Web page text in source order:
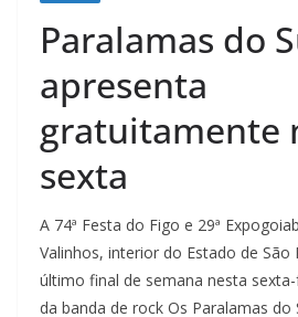
Paralamas do
apresenta
gratuitamente
sexta
A 74ª Festa do Figo e 29ª
Valinhos, interior do Estado de São
último final de semana nesta
da banda de rock Os Paralamas do